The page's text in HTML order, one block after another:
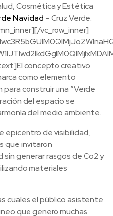
Cosmética y Estética
Navidad – Cruz Verde.
vc_row_inner]
concepto creativo
como elemento
construir una “Verde
del espacio se
del medio ambiente.
epicentro de visibilidad,
que invitaron
generar rasgos de Co2 y
materiales
cuales el público asistente
que generó muchas